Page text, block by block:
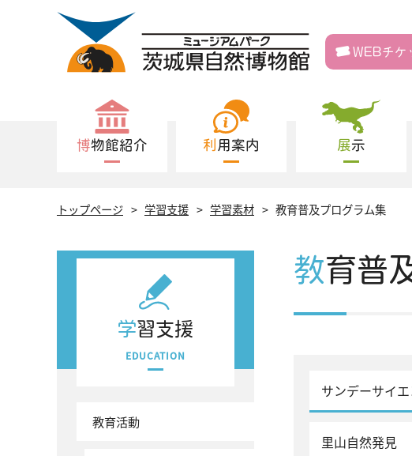
WEBチケ
博物館紹介 利用案内 展示
トップページ 学習支援 学習素材 教育普及プログラム集
学習支援
EDUCATION
教育活動
教育
サンデーサイ
里山自然発見